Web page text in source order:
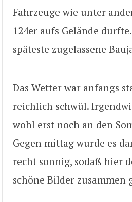
Fahrzeuge wie unter
124er aufs Gelände
späteste zugelassene
Das Wetter war anfangs
reichlich schwül.
wohl erst noch an den
Gegen mittag wurde es
recht sonnig, sodaß hier
schöne Bilder zusammen